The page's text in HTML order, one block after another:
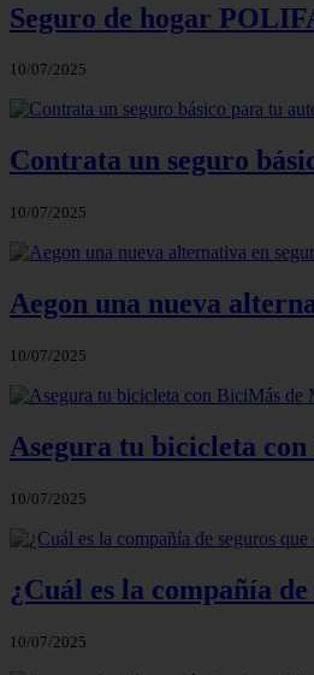
Seguro de hogar
10/07/2025
Contrata un seguro
10/07/2025
Aegon una nueva
10/07/2025
Asegura tu bicicleta
10/07/2025
¿Cuál es la compañía
10/07/2025